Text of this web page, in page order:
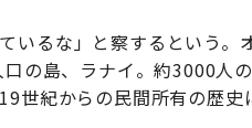
いるな」と察するという。
の島、ラナイ。約3000人
世紀からの民間所有の歴史